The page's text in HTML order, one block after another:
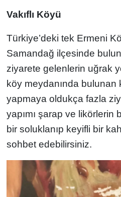
Vakıflı Köyü
Türkiye’deki tek Ermeni
Samandağ ilçesinde
ziyarete gelenlerin uğrak
köy meydanında bulunan
yapmaya oldukça fazla
yapımı şarap ve likörlerin
bir soluklanıp keyifli bir
sohbet edebilirsiniz.